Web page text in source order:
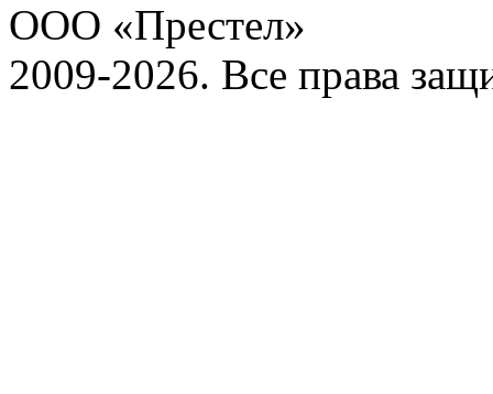
ООО «Престел»
2009-2026. Все права